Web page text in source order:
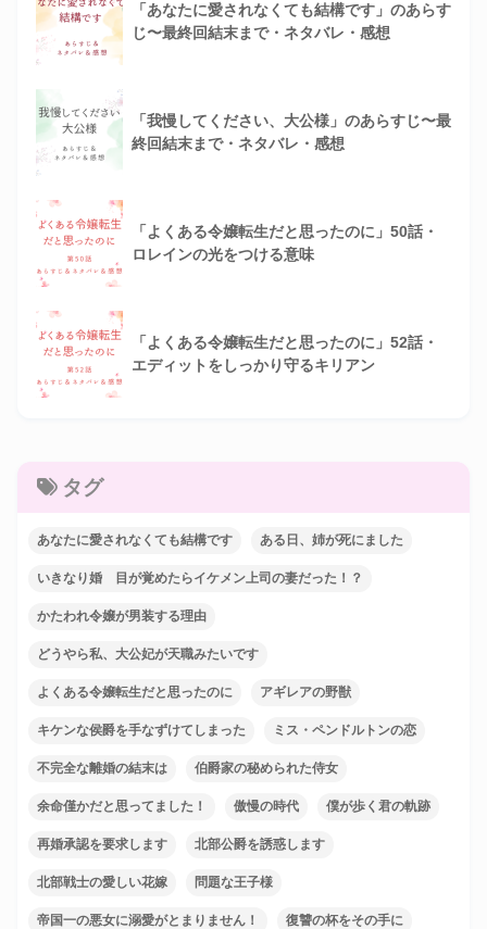
「あなたに愛されなくても結構です」のあらす
じ〜最終回結末まで・ネタバレ・感想
「我慢してください、大公様」のあらすじ〜最
終回結末まで・ネタバレ・感想
「よくある令嬢転生だと思ったのに」50話・
ロレインの光をつける意味
「よくある令嬢転生だと思ったのに」52話・
エディットをしっかり守るキリアン
タグ
あなたに愛されなくても結構です ある日、姉が死にました
いきなり婚 目が覚めたらイケメン上司の妻だった！？
かたわれ令嬢が男装する理由
どうやら私、大公妃が天職みたいです
よくある令嬢転生だと思ったのに アギレアの野獣
キケンな侯爵を手なずけてしまった ミス・ペンドルトンの恋
不完全な離婚の結末は 伯爵家の秘められた侍女
余命僅かだと思ってました！ 傲慢の時代 僕が歩く君の軌跡
再婚承認を要求します 北部公爵を誘惑します
北部戦士の愛しい花嫁 問題な王子様
帝国一の悪女に溺愛がとまりません！ 復讐の杯をその手に